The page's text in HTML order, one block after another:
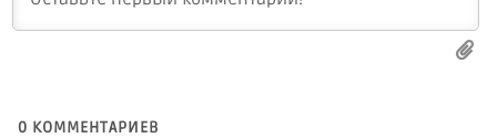
0 КОММЕНТАРИЕВ